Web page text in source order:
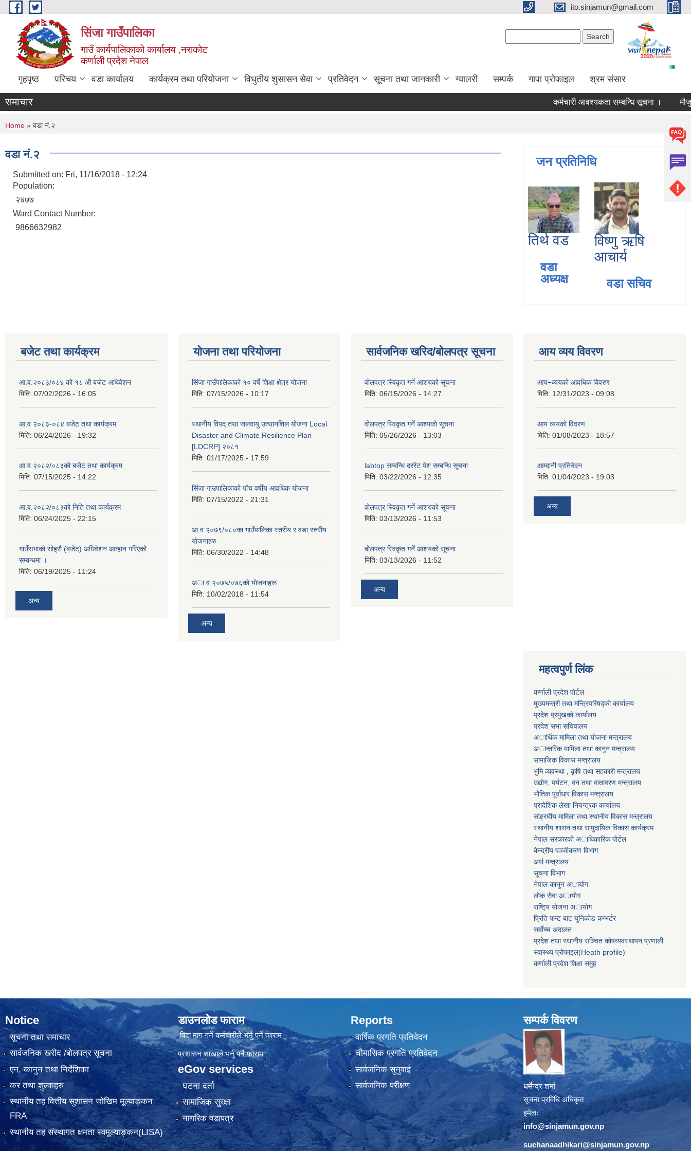
Skip to main content ito.sinjamun@gmail.com
सिंजा गाउँपालिका
गाउँ कार्यपालिकाको कार्यालय ,नराकोट
कर्णाली प्रदेश नेपाल
गृहपृष्ठ परिचय वडा कार्यालय कार्यक्रम तथा परियोजना विधुतीय शुसासन सेवा प्रतिवेदन सूचना तथा जानकारी ग्यालरी सम्पर्क गापा प्रोफाइल श्रम संसार
समाचार कर्मचारी आवश्यकता सम्बन्धि सूचना । मौजुदा
You are here
Home » वडा नं.२
वडा नं.२
Submitted on: Fri, 11/16/2018 - 12:24
Population:
२४७७
Ward Contact Number:
9866632982
जन प्रतिनिधि
तिर्थ वड
वडा
अध्यक्ष
विष्णु ऋषि
आचार्य
वडा सचिव
बजेट तथा कार्यक्रम
आ.व.२०८३/०८४ को १८ ‍औ बजेट अधिवेशन
मिति: 07/02/2026 - 16:05
आ.व २०८३-०८४ बजेट तथा कार्यक्रम
मिति: 06/24/2026 - 19:32
आ.व.२०८२/०८३को बजेट तथा कार्यक्रम
मिति: 07/15/2025 - 14:22
आ.व.२०८२/०८३को निति तथा कार्यक्रम
मिति: 06/24/2025 - 22:15
गाउँसभाको सोह्रौ (बजेट) अधिवेशन आव्हान गरिएको
सम्बन्धमा ।
मिति: 06/19/2025 - 11:24
अन्य
योजना तथा परियोजना
सिंजा गाउँपालिकाको १० वर्षे शिक्षा क्षेत्र योजना
मिति: 07/15/2026 - 10:17
स्थानीय विपद् तथा जलवायु उत्थानशिल योजना Local
Disaster and Climate Resilience Plan
[LDCRP] २०८१
मिति: 01/17/2025 - 17:59
सिंजा गाउपालिकाको पाँच वर्षीय आवधिक योजना
मिति: 07/15/2022 - 21:31
आ.व.२०७९/०८०का गाउँपालिका स्तरीय र वडा स्तरीय
योजनाहरु
मिति: 06/30/2022 - 14:48
अा‍‍.व.२०७५/०७६काे याेजनाहरू
मिति: 10/02/2018 - 11:54
अन्य
सार्वजनिक खरिद/बोलपत्र सूचना
वोलपत्र स्विकृत गर्ने आशयको सूचना
मिति: 06/15/2026 - 14:27
वोलपत्र स्विकृत गर्ने आश्यको सूचना
मिति: 05/26/2026 - 13:03
labtop सम्बन्धि दररेट पेश सम्बन्धि सूचना
मिति: 03/22/2026 - 12:35
वोलपत्र स्विकृत गर्ने आशयको सूचना
मिति: 03/13/2026 - 11:53
बोलपत्र स्विकृत गर्ने आशयको सूचना
मिति: 03/13/2026 - 11:52
अन्य
आय व्यय विवरण
आय÷व्ययको आवधिक विवरण
मिति: 12/31/2023 - 09:08
आय व्ययको विवरण
मिति: 01/08/2023 - 18:57
आम्दानी प्रतिवेदन
मिति: 01/04/2023 - 19:03
अन्य
महत्वपुर्ण लिंक
कर्णाली प्रदेश पाेर्टल
मुख्यमन्त्री तथा मन्त्रिपरिषद्काे कार्यालय
प्रदेश प्रमुखकाे कार्यालय
प्रदेश सभा सचिवालय
अार्थिक मामिला तथा याेजना मन्त्रालय
अान्तरिक मामिला तथा कानुन मन्त्रालय
सामाजिक विकास मन्त्रालय
भुमि व्यवस्था , कृषि तथा सहकारी मन्त्रालय
उद्याेग, पर्यटन, वन तथा वातावरण मन्त्रालय
भाैतिक पूर्वाधार विकास मन्त्रालय
प्रादेशिक लेखा नियन्त्रक कार्यालय
संङ्रघीय मामिला तथा स्थानीय विकास मन्त्रालय
स्थानीय शासन तथा सामुदायिक विकास कार्यक्रम
नेपाल सरकारकाे अाधिकारिक पाेर्टल
केन्द्रीय पञ्जीकरण विभाग
अर्थ मन्त्रालय
सुचना विभाग
नेपाल कानुन अायाेग
लाेक सेवा अायाेग
राष्टि्य याेजना अायाेग
प्रिति फन्ट बाट युनिकाेड कन्भर्टर
सर्वाेच्च अदालत
प्रदेश तथा स्थानीय सञ्चित काेषव्यवस्थापन प्रणाली
स्वास्थ्य प्राेफाइल(Heath profile)
कर्णाली प्रदेश शिक्षा समुह
Notice
सूचना तथा समाचार
सार्वजनिक खरीद /बोलपत्र सूचना
एन, कानुन तथा निर्देशिका
कर तथा शुल्कहरु
स्थानीय तह वित्तीय सुशासन जोखिम मूल्याङ्कन
FRA
स्थानीय तह संस्थागत क्षमता स्वमूल्याङ्कन(LISA)
डाउनलोड फाराम
विदा माग गर्ने कर्मचारीले भर्नु पर्ने फाराम
प्रशासन शाखाले भर्नु पर्ने फाराम
eGov services
घटना दर्ता
सामाजिक सुरक्षा
नागरिक वडापत्र
Reports
वार्षिक प्रगति प्रतिवेदन
चौमासिक प्रगति प्रतिवेदन
सार्वजनिक सुनुवाई
सार्वजनिक परीक्षण
सम्पर्क विवरण
धर्मेन्द्र शर्मा
सूचना प्रविधि अधिकृत
इमेलः
info@sinjamun.gov.np
suchanaadhikari@sinjamun.gov.np